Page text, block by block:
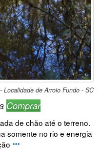
Localidade de Arroio Fundo - SC
Comprar
de chão até o terreno.
somente no rio e energia